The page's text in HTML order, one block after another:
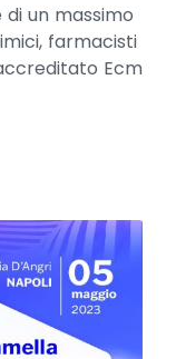
un massimo
farmacisti
Ecm